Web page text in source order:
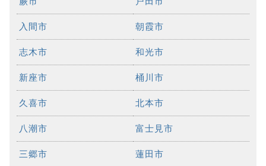
入間市 朝霞市
志木市 和光市
新座市 桶川市
久喜市 北本市
八潮市 富士見市
三郷市 蓮田市